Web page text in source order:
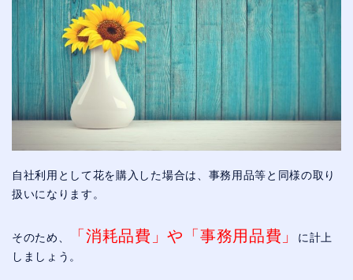
自社利用として花を購入した場合は、事務用品等と同様の取り
扱いになります。
そのため、 「消耗品費」や「事務用品費」
に計上
しましょう。